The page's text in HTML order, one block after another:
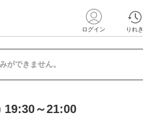
ログイン りれき
ができません。
19:30～21:00